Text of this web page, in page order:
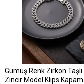
Gümüş Renk Zirkon Taşlı
Zincir Model Klips